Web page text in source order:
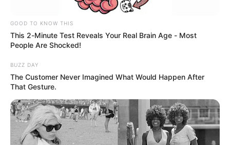
Composición Pixabay
GOOD TO KNOW THIS
This 2-Minute Test Reveals Your Real Brain Age - Most
People Are Shocked!
BUZZ DAY
The Customer Never Imagined What Would Happen After
That Gesture.